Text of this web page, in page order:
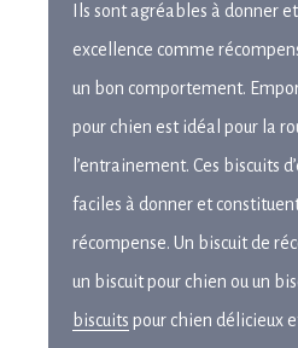
Ils sont agréables à donner
excellence comme
un bon comportement.
pour chien est idéal pour la
l’entrainement. Ces biscuits
faciles à donner et
récompense. Un biscuit de
un biscuit pour chien ou un
biscuits pour chien délicieux